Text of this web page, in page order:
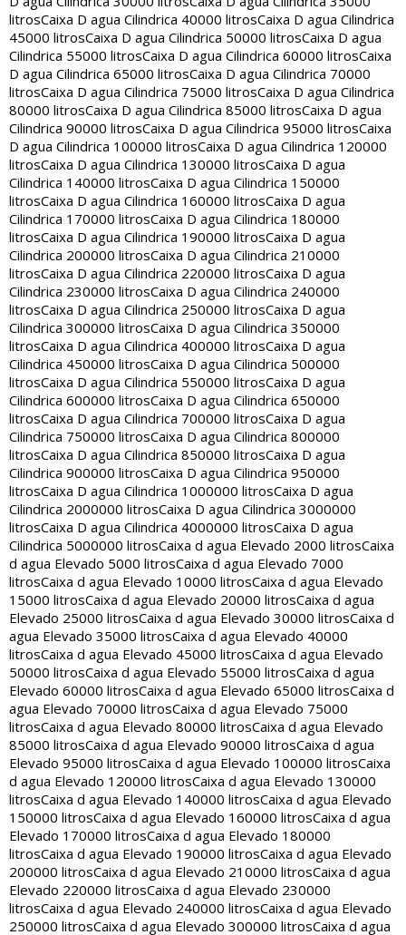
litrosCaixa D agua Cilindrica 40000 litrosCaixa D agua Cilindrica
45000 litrosCaixa D agua Cilindrica 50000 litrosCaixa D agua
Cilindrica 55000 litrosCaixa D agua Cilindrica 60000 litrosCaixa
D agua Cilindrica 65000 litrosCaixa D agua Cilindrica 70000
litrosCaixa D agua Cilindrica 75000 litrosCaixa D agua Cilindrica
80000 litrosCaixa D agua Cilindrica 85000 litrosCaixa D agua
Cilindrica 90000 litrosCaixa D agua Cilindrica 95000 litrosCaixa
D agua Cilindrica 100000 litrosCaixa D agua Cilindrica 120000
litrosCaixa D agua Cilindrica 130000 litrosCaixa D agua
Cilindrica 140000 litrosCaixa D agua Cilindrica 150000
litrosCaixa D agua Cilindrica 160000 litrosCaixa D agua
Cilindrica 170000 litrosCaixa D agua Cilindrica 180000
litrosCaixa D agua Cilindrica 190000 litrosCaixa D agua
Cilindrica 200000 litrosCaixa D agua Cilindrica 210000
litrosCaixa D agua Cilindrica 220000 litrosCaixa D agua
Cilindrica 230000 litrosCaixa D agua Cilindrica 240000
litrosCaixa D agua Cilindrica 250000 litrosCaixa D agua
Cilindrica 300000 litrosCaixa D agua Cilindrica 350000
litrosCaixa D agua Cilindrica 400000 litrosCaixa D agua
Cilindrica 450000 litrosCaixa D agua Cilindrica 500000
litrosCaixa D agua Cilindrica 550000 litrosCaixa D agua
Cilindrica 600000 litrosCaixa D agua Cilindrica 650000
litrosCaixa D agua Cilindrica 700000 litrosCaixa D agua
Cilindrica 750000 litrosCaixa D agua Cilindrica 800000
litrosCaixa D agua Cilindrica 850000 litrosCaixa D agua
Cilindrica 900000 litrosCaixa D agua Cilindrica 950000
litrosCaixa D agua Cilindrica 1000000 litrosCaixa D agua
Cilindrica 2000000 litrosCaixa D agua Cilindrica 3000000
litrosCaixa D agua Cilindrica 4000000 litrosCaixa D agua
Cilindrica 5000000 litrosCaixa d agua Elevado 2000 litrosCaixa
d agua Elevado 5000 litrosCaixa d agua Elevado 7000
litrosCaixa d agua Elevado 10000 litrosCaixa d agua Elevado
15000 litrosCaixa d agua Elevado 20000 litrosCaixa d agua
Elevado 25000 litrosCaixa d agua Elevado 30000 litrosCaixa d
agua Elevado 35000 litrosCaixa d agua Elevado 40000
litrosCaixa d agua Elevado 45000 litrosCaixa d agua Elevado
50000 litrosCaixa d agua Elevado 55000 litrosCaixa d agua
Elevado 60000 litrosCaixa d agua Elevado 65000 litrosCaixa d
agua Elevado 70000 litrosCaixa d agua Elevado 75000
litrosCaixa d agua Elevado 80000 litrosCaixa d agua Elevado
85000 litrosCaixa d agua Elevado 90000 litrosCaixa d agua
Elevado 95000 litrosCaixa d agua Elevado 100000 litrosCaixa
d agua Elevado 120000 litrosCaixa d agua Elevado 130000
litrosCaixa d agua Elevado 140000 litrosCaixa d agua Elevado
150000 litrosCaixa d agua Elevado 160000 litrosCaixa d agua
Elevado 170000 litrosCaixa d agua Elevado 180000
litrosCaixa d agua Elevado 190000 litrosCaixa d agua Elevado
200000 litrosCaixa d agua Elevado 210000 litrosCaixa d agua
Elevado 220000 litrosCaixa d agua Elevado 230000
litrosCaixa d agua Elevado 240000 litrosCaixa d agua Elevado
250000 litrosCaixa d agua Elevado 300000 litrosCaixa d agua